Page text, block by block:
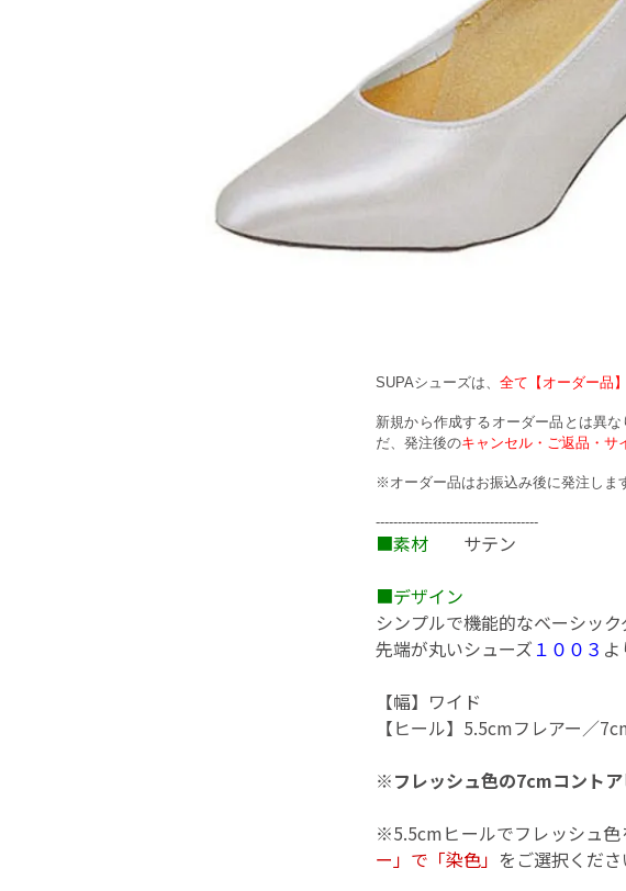
SUPAシューズは、 全て【オーダー品
新規から作成するオーダー品とは異
だ、発注後のキャンセル・ご返品・サ
※オーダー品はお振込み後に発注しま
-------------------------------------
■素材 サテン
■デザイン
シンプルで機能的なベーシッ
先端が丸いシューズ １００３
【幅】ワイド
【ヒール】5.5cmフレアー／
※フレッシュ色の7cmコント
※5.5cmヒールでフレッシュ色
ー」で「染色」 をご選択くださ